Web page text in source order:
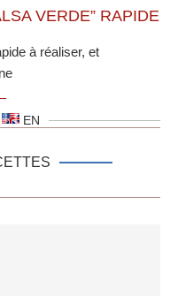
VERDE” RAPIDE
à réaliser, et
EN